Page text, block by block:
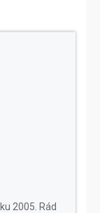
2005. Rád